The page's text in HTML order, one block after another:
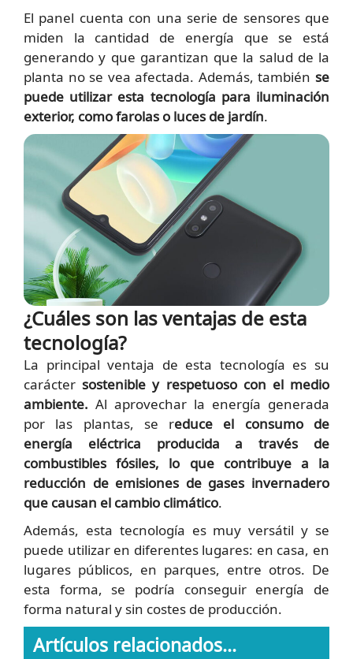
El panel cuenta con una serie de sensores que
miden la cantidad de energía que se está
generando y que garantizan que la salud de la
planta no se vea afectada. Además, también se
puede utilizar esta tecnología para iluminación
exterior, como farolas o luces de jardín.
¿Cuáles son las ventajas de esta
tecnología?
La principal ventaja de esta tecnología es su
caráctersostenible y respetuoso con el medio
ambiente. Al aprovechar la energía generada
por las plantas, se reduce el consumo de
energía eléctrica producida a través de
combustibles fósiles, lo que contribuye a la
reducción de emisiones de gases invernadero
que causan el cambio climático.
Además, esta tecnología es muy versátil y se
puede utilizar en diferentes lugares: en casa, en
lugares públicos, en parques, entre otros. De
esta forma, se podría conseguir energía de
forma natural y sin costes de producción.
Artículos relacionados...